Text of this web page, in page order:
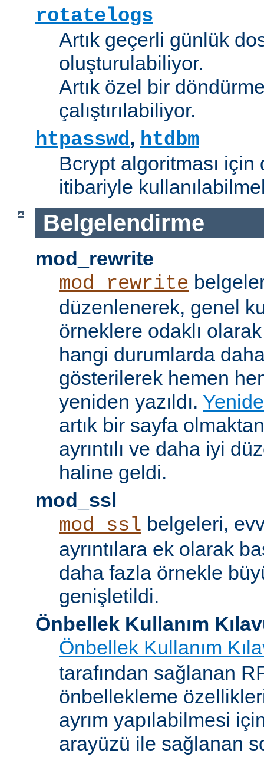
rotatelogs
Artık geçerli günlük
oluşturulabiliyor.
Artık özel bir
çalıştırılabiliyor.
htpasswd, htdbm
Bcrypt algoritması için
itibariyle
Belgelendirme
mod_rewrite
mod_rewrite
düzenlenerek, genel
örneklere odaklı
hangi durumlarda
gösterilerek hemen
yeniden yazıldı.
artık bir sayfa
ayrıntılı ve daha iyi
haline geldi.
mod_ssl
mod_ssl belgeleri,
ayrıntılara ek olarak
daha fazla örnekle
genişletildi.
Önbellek Kullanım
Önbellek Kullanım
tarafından sağlanan
önbellekleme
ayrım yapılabilmesi
arayüzü ile sağlanan